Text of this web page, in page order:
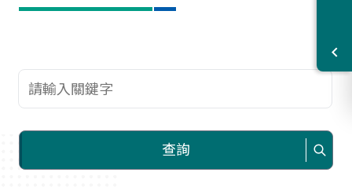
查詢關鍵字
查詢